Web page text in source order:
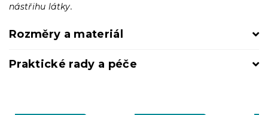
nástřihu látky.
Rozměry a materiál
Praktické rady a péče